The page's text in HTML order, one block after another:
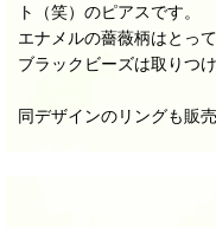
ト（笑）のピアスです。
エナメルの薔薇柄はとっ
ブラックビーズは取りつ
同デザインのリングも販売